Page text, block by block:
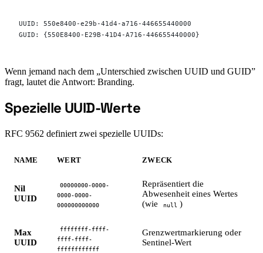
UUID: 550e8400-e29b-41d4-a716-446655440000
GUID: {550E8400-E29B-41D4-A716-446655440000}
Wenn jemand nach dem „Unterschied zwischen UUID und GUID”
fragt, lautet die Antwort: Branding.
#
Spezielle UUID-Werte
RFC 9562 definiert zwei spezielle UUIDs:
NAME WERT ZWECK
Nil
UUID
00000000-0000-
0000-0000-
000000000000
Repräsentiert die
Abwesenheit eines Wertes
(wie
null )
Max
UUID
ffffffff-ffff-
ffff-ffff-
ffffffffffff
Grenzwertmarkierung oder
Sentinel-Wert